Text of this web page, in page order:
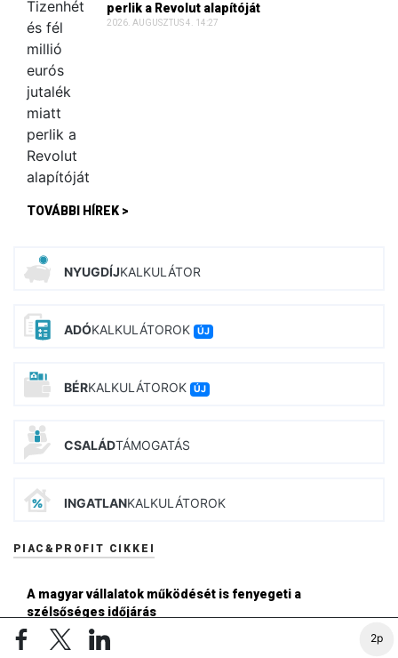
2p
perlik a Revolut alapítóját
2026. AUGUSZTUS 4. 14:27
TOVÁBBI HÍREK >
NYUGDÍJKALKULÁTOR
ADÓKALKULÁTOROK ÚJ
BÉRKALKULÁTOROK ÚJ
CSALÁDTÁMOGATÁS
INGATLANKALKULÁTOROK
PIAC&PROFIT CIKKEI
A magyar vállalatok működését is fenyegeti a
szélsőséges időjárás